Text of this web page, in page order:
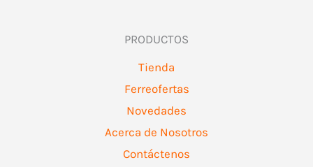
PRODUCTOS
Tienda
Ferreofertas
Novedades
Acerca de Nosotros
Contáctenos